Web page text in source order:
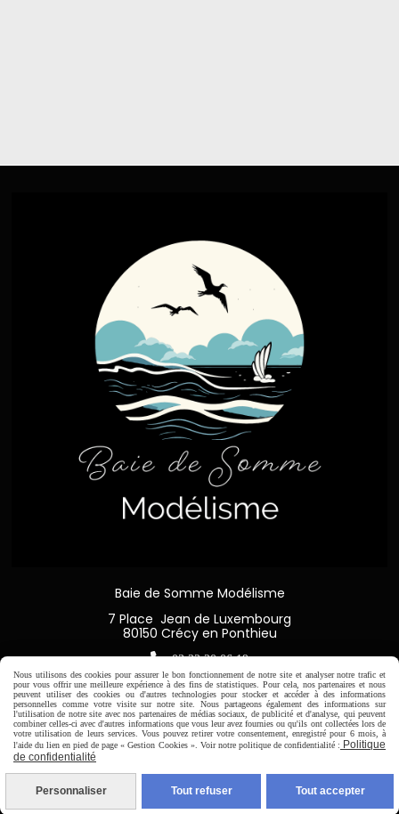
Baie de Somme Modélisme
7 Place Jean de Luxembourg
80150 Crécy en Ponthieu
 03 22 20 06 19
Horaire d'ouverture:
Du Mardi au Samedi de
9H00 - 12H30 / 14H00-18H30
Nous utilisons des cookies pour assurer le bon fonctionnement de notre site et analyser notre trafic et
pour vous offrir une meilleure expérience à des fins de statistiques. Pour cela, nos partenaires et nous
peuvent utiliser des cookies ou d'autres technologies pour stocker et accéder à des informations
personnelles comme votre visite sur notre site. Nous partageons également des informations sur
l'utilisation de notre site avec nos partenaires de médias sociaux, de publicité et d'analyse, qui peuvent
combiner celles-ci avec d'autres informations que vous leur avez fournies ou qu'ils ont collectées lors de
votre utilisation de leurs services. Vous pouvez retirer votre consentement, enregistré pour 6 mois, à
l'aide du lien en pied de page « Gestion Cookies ». Voir notre politique de confidentialité : Politique
de confidentialité
Personnaliser Tout refuser Tout accepter